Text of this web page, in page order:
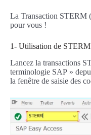
La Transaction STERM
pour vous !
1- Utilisation de STERM
Lancez la transactions
terminologie SAP »
la fenêtre de saisie des